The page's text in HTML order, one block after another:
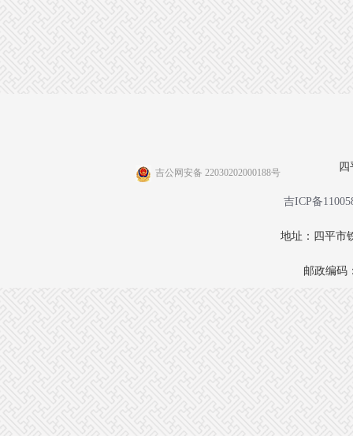
吉公网安备 22030202000188号 四
吉ICP备
地址：四平市
邮政编码